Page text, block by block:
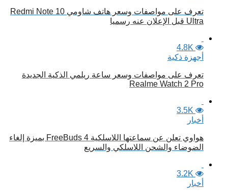
تعرف على مواصفات وسعر هاتف شاومي Redmi Note 10
Ultra قبل الإعلان عنه رسميا
4.8K
أجهزة ذكية
تعرف على مواصفات وسعر ساعة ريلمي الذكية الجديدة
Realme Watch 2 Pro
3.5K
أخبار
هواوي تعلن عن سماعتها اللاسلكية FreeBuds 4 بميزة إلغاء
الضوضاء والشحن اللاسلكي والسريع
3.2K
أخبار